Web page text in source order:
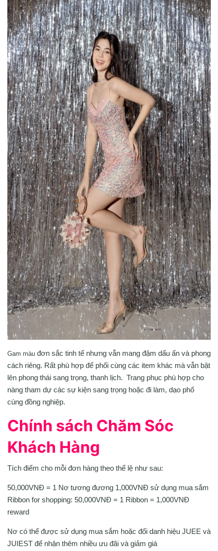
Gam màu đơn sắc tinh tế nhưng vẫn mang đậm dấu ấn và phong
cách riêng. Rất phù hợp để phối cùng các item khác mà vẫn bật
lên phong thái sang trọng, thanh lịch. Trang phục phù hợp cho
nàng tham dự các sự kiện sang trọng hoặc đi làm, dạo phố
cùng đồng nghiệp.
Chính sách Chăm Sóc
Khách Hàng
Tích điểm cho mỗi đơn hàng theo thể lệ như sau:
50,000VNĐ = 1 Nơ tương đương 1,000VNĐ sử dụng mua sắm
Ribbon for shopping: 50,000VNĐ = 1 Ribbon = 1,000VNĐ
reward
Nơ có thể được sử dụng mua sắm hoặc đổi danh hiệu JUEE và
JUIEST để nhận thêm nhiều ưu đãi và giảm giá